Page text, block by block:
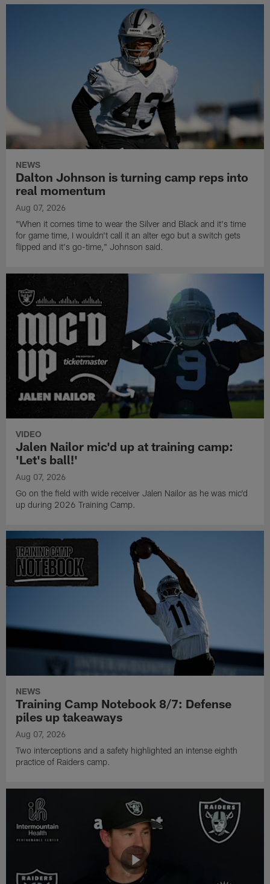
NEWS
Dalton Johnson is turning camp reps into
real momentum
Aug 07, 2026
"When it comes time to wear the Silver and Black and it's time
for game time, I wouldn't call it an alter ego but a switch gets
flipped and it's go-time," Johnson said.
VIDEO
Jalen Nailor mic'd up at training camp:
'Let's ball!'
Aug 07, 2026
Go on the field with wide receiver Jalen Nailor as he was mic'd
up during 2026 Training Camp.
NEWS
Training Camp Notebook 8/7: Defense
piles up takeaways
Aug 07, 2026
Two interceptions and a safety highlighted an intense eighth
practice of Raiders camp.